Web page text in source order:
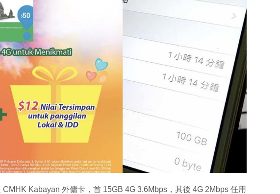
Kabayan 外傭卡，首 15GB 4G 3.6Mbps，其後 4G 2Mbps 任用